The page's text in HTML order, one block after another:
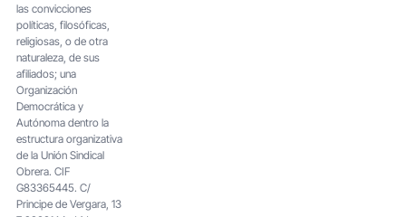
las convicciones
políticas, filosóficas,
religiosas, o de otra
naturaleza, de sus
afiliados; una
Organización
Democrática y
Autónoma dentro la
estructura organizativa
de la Unión Sindical
Obrera. CIF
G83365445. C/
Principe de Vergara, 13